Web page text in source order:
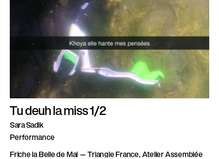
Tu deuh la miss 1/2
Sara Sadik
Performance
Friche la Belle de Mai — Triangle France, Atelier Assemblée